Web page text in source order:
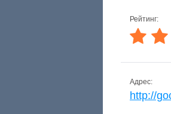
Рейтинг:
Адрес:
http://